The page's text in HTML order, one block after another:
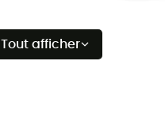
Tout afficher